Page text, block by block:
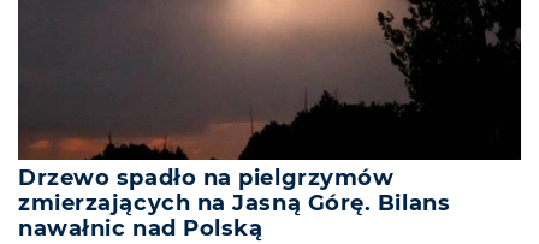
Drzewo spadło na pielgrzymów
zmierzających na Jasną Górę. Bilans
nawałnic nad Polską